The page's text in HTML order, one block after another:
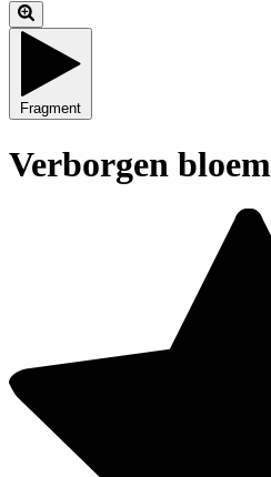
Fragment
Verborgen bloem